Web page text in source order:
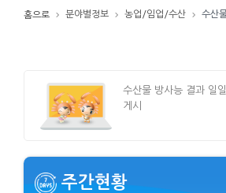
홈으로 분야별정보 농업/임업/수산 수산
수산물 방사능 결과 일
게시
주간현황